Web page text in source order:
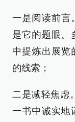
一是阅读前言
是它的题眼。
中提炼出展览
的线索；
二是减轻焦虑
一书中诚实地